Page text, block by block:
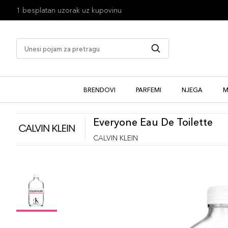
1 besplatan uzorak uz kupovinu
BRENDOVI PARFEMI NJEGA
Everyone Eau De Toilette
CALVIN KLEIN